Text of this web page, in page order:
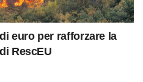
euro per rafforzare la
RescEU